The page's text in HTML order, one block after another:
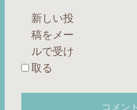
新しい投
稿をメー
ルで受け
取る